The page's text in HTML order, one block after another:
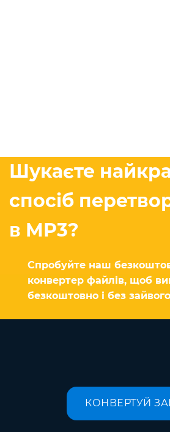
Шукаєте
спосіб
в MP3?
Спробуйте наш
конвертер файлів, щоб
безкоштовно і без
КОНВЕРТУЙ